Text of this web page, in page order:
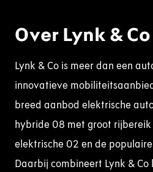
Over Lynk & Co
Lynk & Co is meer dan een
innovatieve
breed aanbod elektrische
hybride 08 met groot
elektrische 02 en de
Daarbij combineert Lynk & Co